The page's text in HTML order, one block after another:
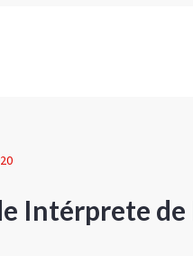
Intérprete de